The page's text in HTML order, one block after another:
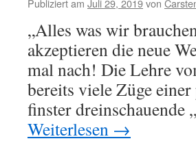
Publiziert am Juli 29, 2019von
„Alles was wir
akzeptieren die neue
mal nach! Die Lehre
bereits viele Züge
finster
Weiterlesen →